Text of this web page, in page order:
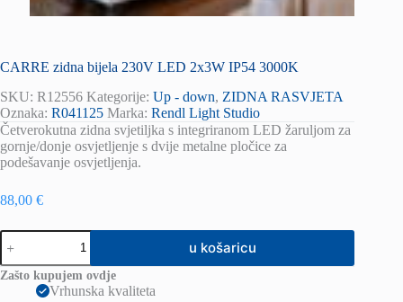
CARRE zidna bijela 230V LED 2x3W IP54 3000K
SKU: R12556 Kategorije: Up - down, ZIDNA RASVJETA
Oznaka: R041125 Marka: Rendl Light Studio
Četverokutna zidna svjetiljka s integriranom LED žaruljom za
gornje/donje osvjetljenje s dvije metalne pločice za
podešavanje osvjetljenja.
88,00 €
CARRE
zidna
bijela
230V
u košaricu
Zašto kupujem ovdje
Vrhunska kvaliteta